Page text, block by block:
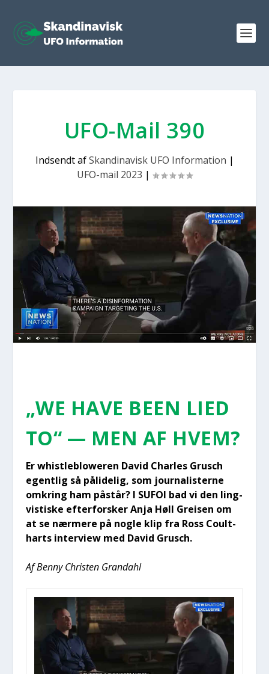
UFO-Mail 390
Indsendt afSkandinavisk UFO Information |
UFO-mail 2023 |
„WE HAVE BEEN LIED
TO“ — MEN AF HVEM?
Er whi­st­le­blowe­ren David Char­les Grusch
egent­lig så påli­de­lig, som jour­na­li­ster­ne
omkring ham påstår? I SUFOI bad vi den ling­
vi­sti­ske efter­for­sker Anja Høll Grei­sen om
at se nær­me­re på nog­le klip fra Ross Coult­
harts inter­view med David Grusch.
Af Ben­ny Chri­sten Gran­da­hl